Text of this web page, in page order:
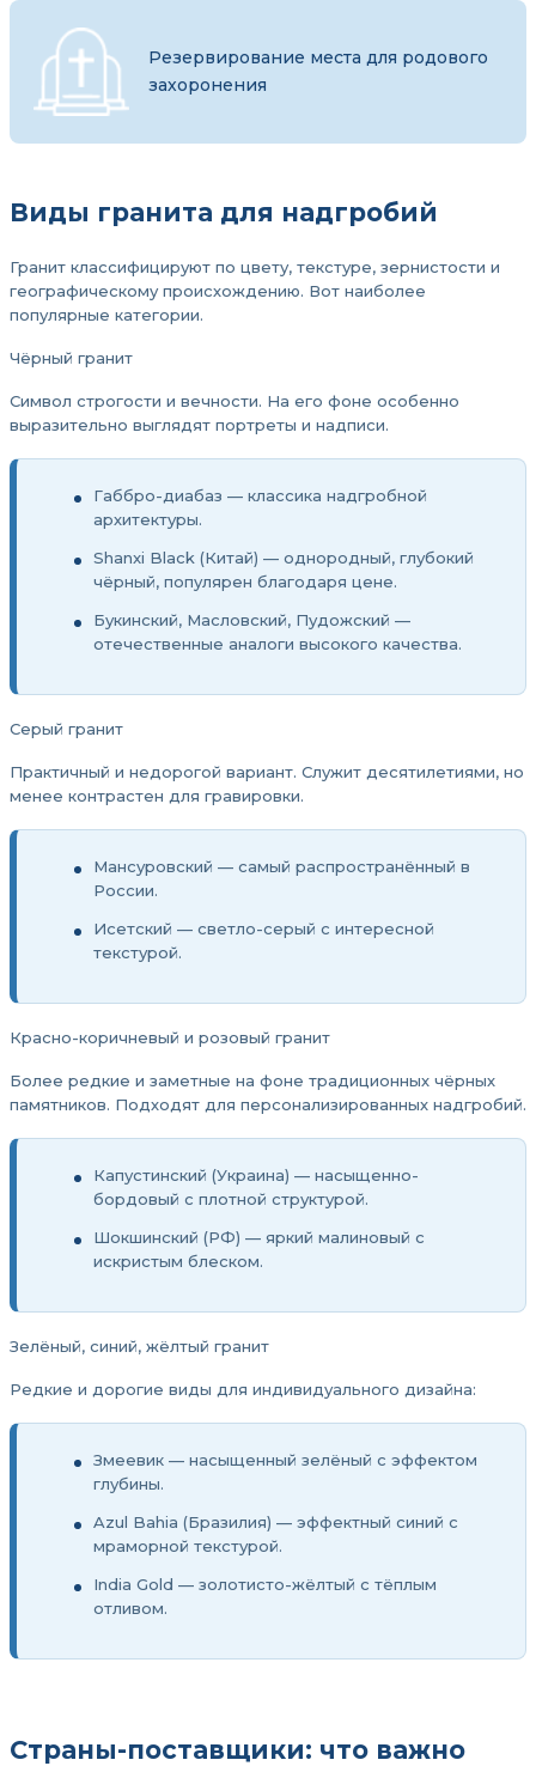
Резервирование места для родового
захоронения
Виды гранита для надгробий
Гранит классифицируют по цвету, текстуре, зернистости и
географическому происхождению. Вот наиболее
популярные категории.
Чёрный гранит
Символ строгости и вечности. На его фоне особенно
выразительно выглядят портреты и надписи.
Габбро-диабаз — классика надгробной
архитектуры.
Shanxi Black (Китай) — однородный, глубокий
чёрный, популярен благодаря цене.
Букинский, Масловский, Пудожский —
отечественные аналоги высокого качества.
Серый гранит
Практичный и недорогой вариант. Служит десятилетиями, но
менее контрастен для гравировки.
Мансуровский — самый распространённый в
России.
Исетский — светло-серый с интересной
текстурой.
Красно-коричневый и розовый гранит
Более редкие и заметные на фоне традиционных чёрных
памятников. Подходят для персонализированных надгробий.
Капустинский (Украина) — насыщенно-
бордовый с плотной структурой.
Шокшинский (РФ) — яркий малиновый с
искристым блеском.
Зелёный, синий, жёлтый гранит
Редкие и дорогие виды для индивидуального дизайна:
Змеевик — насыщенный зелёный с эффектом
глубины.
Azul Bahia (Бразилия) — эффектный синий с
мраморной текстурой.
India Gold — золотисто-жёлтый с тёплым
отливом.
Страны-поставщики: что важно